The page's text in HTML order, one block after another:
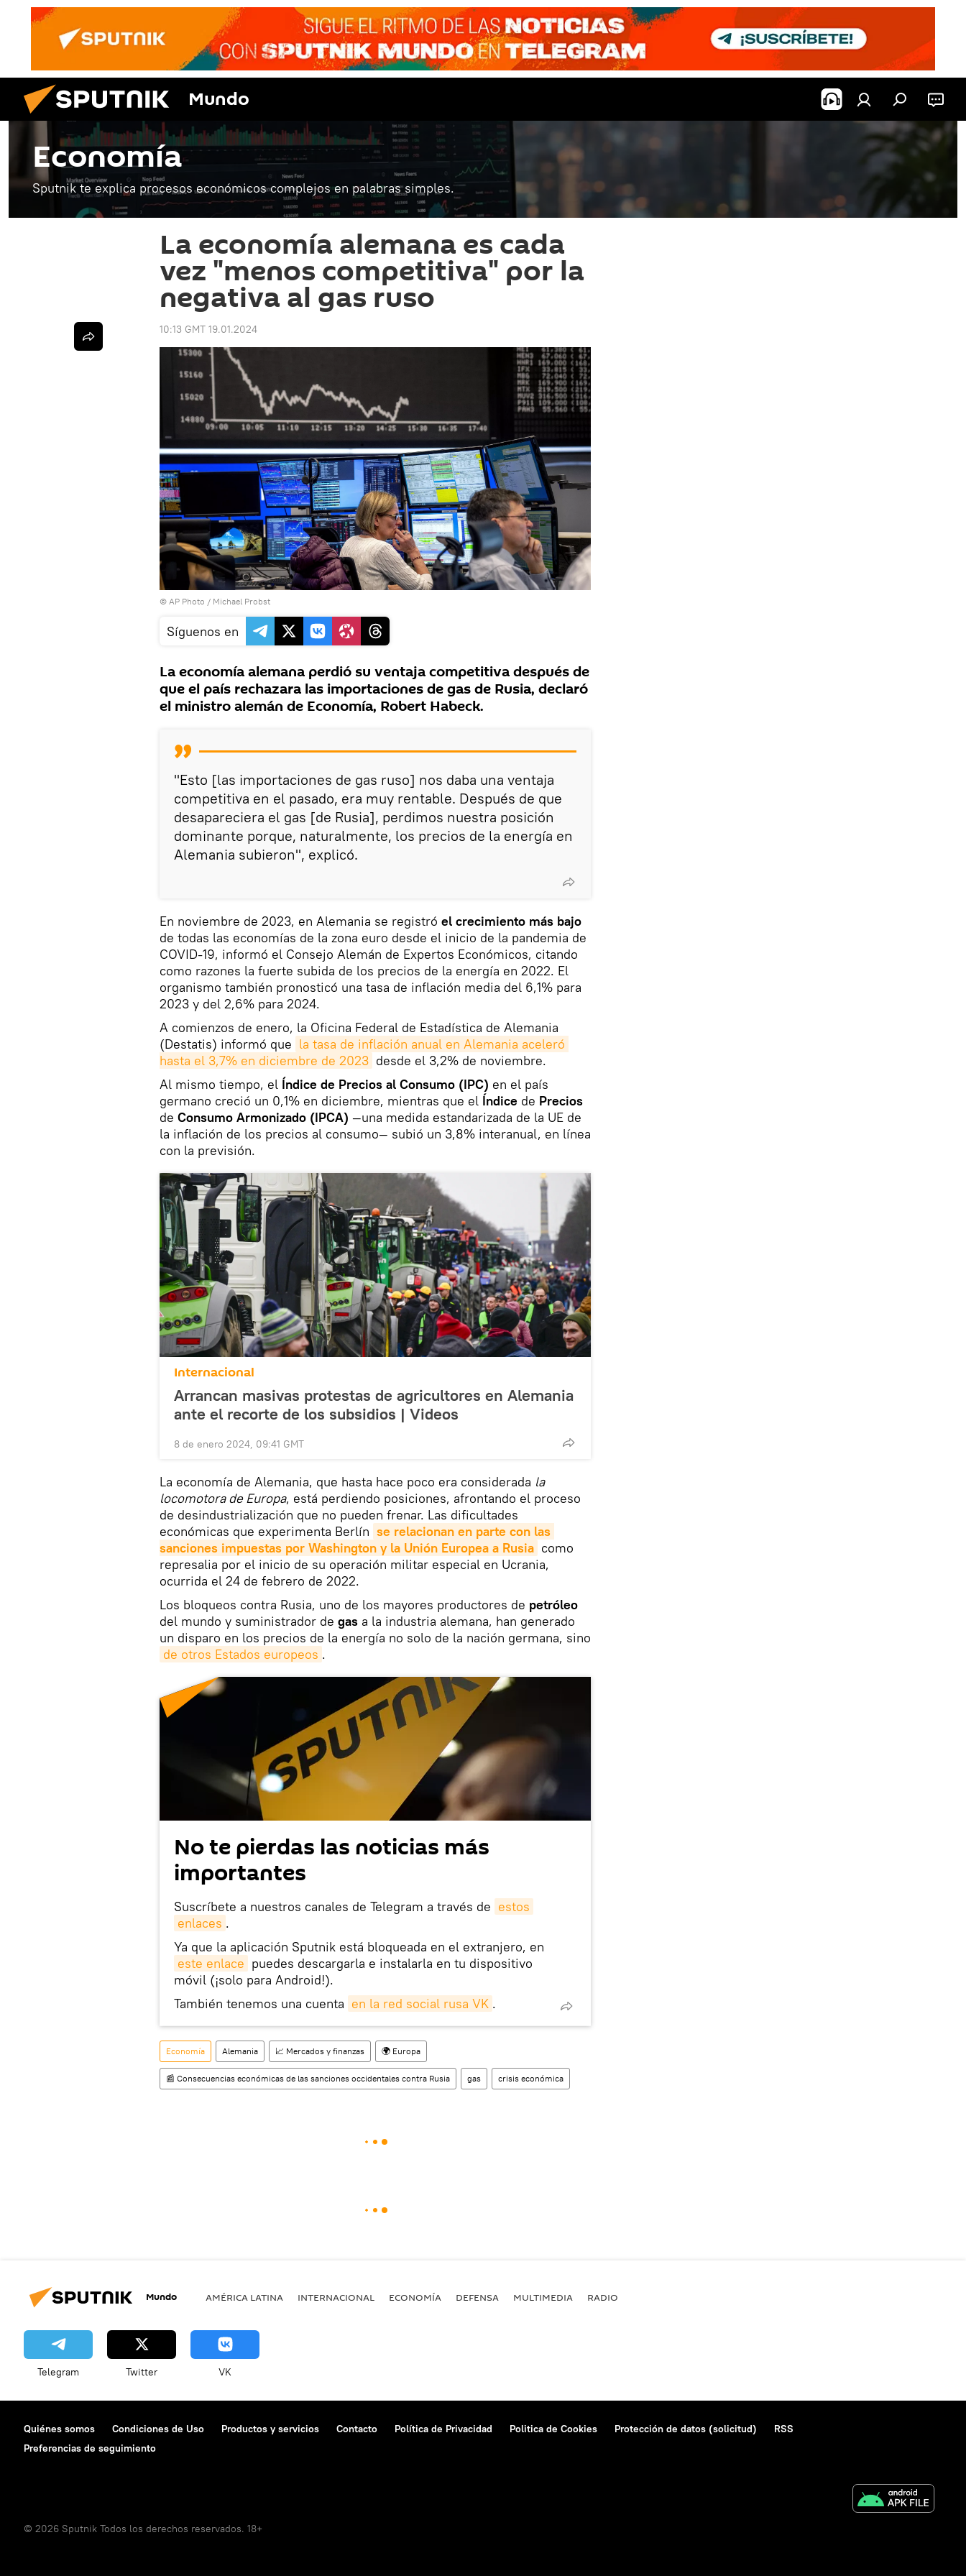
Mundo
Economía
Sputnik te explica procesos económicos complejos en palabras simples.
La economía alemana es cada
vez "menos competitiva" por la
negativa al gas ruso
10:13 GMT 19.01.2024
© AP Photo / Michael Probst
Síguenos en
La economía alemana perdió su ventaja competitiva después de
que el país rechazara las importaciones de gas de Rusia, declaró
el ministro alemán de Economía, Robert Habeck.
"Esto [las importaciones de gas ruso] nos daba una ventaja
competitiva en el pasado, era muy rentable. Después de que
desapareciera el gas [de Rusia], perdimos nuestra posición
dominante porque, naturalmente, los precios de la energía en
Alemania subieron", explicó.
En noviembre de 2023, en Alemania se registró el crecimiento más bajo
de todas las economías de la zona euro desde el inicio de la pandemia de
COVID-19, informó el Consejo Alemán de Expertos Económicos, citando
como razones la fuerte subida de los precios de la energía en 2022. El
organismo también pronosticó una tasa de inflación media del 6,1% para
2023 y del 2,6% para 2024.
A comienzos de enero, la Oficina Federal de Estadística de Alemania
(Destatis) informó que la tasa de inflación anual en Alemania aceleró
hasta el 3,7% en diciembre de 2023 desde el 3,2% de noviembre.
Al mismo tiempo, el Índice de Precios al Consumo (IPC) en el país
germano creció un 0,1% en diciembre, mientras que el Índice de Precios
de Consumo Armonizado (IPCA) —una medida estandarizada de la UE de
la inflación de los precios al consumo— subió un 3,8% interanual, en línea
con la previsión.
Internacional
Arrancan masivas protestas de agricultores en Alemania
ante el recorte de los subsidios | Videos
8 de enero 2024, 09:41 GMT
La economía de Alemania, que hasta hace poco era considerada la
locomotora de Europa, está perdiendo posiciones, afrontando el proceso
de desindustrialización que no pueden frenar. Las dificultades
económicas que experimenta Berlín se relacionan en parte con las
sanciones impuestas por Washington y la Unión Europea a Rusia como
represalia por el inicio de su operación militar especial en Ucrania,
ocurrida el 24 de febrero de 2022.
Los bloqueos contra Rusia, uno de los mayores productores de petróleo
del mundo y suministrador de gas a la industria alemana, han generado
un disparo en los precios de la energía no solo de la nación germana, sino
de otros Estados europeos .
No te pierdas las noticias más
importantes
Suscríbete a nuestros canales de Telegram a través de estos
enlaces .
Ya que la aplicación Sputnik está bloqueada en el extranjero, en
este enlace puedes descargarla e instalarla en tu dispositivo
móvil (¡solo para Android!).
También tenemos una cuenta en la red social rusa VK .
Economía Alemania 📈 Mercados y finanzas 🌍 Europa
📰 Consecuencias económicas de las sanciones occidentales contra Rusia gas crisis económica
Mundo AMÉRICA LATINA INTERNACIONAL ECONOMÍA DEFENSA MULTIMEDIA RADIO
Telegram Twitter VK
Quiénes somos Condiciones de Uso Productos y servicios Contacto Política de Privacidad Politica de Cookies Protección de datos (solicitud)
RSS
Preferencias de seguimiento
© 2026 Sputnik Todos los derechos reservados. 18+